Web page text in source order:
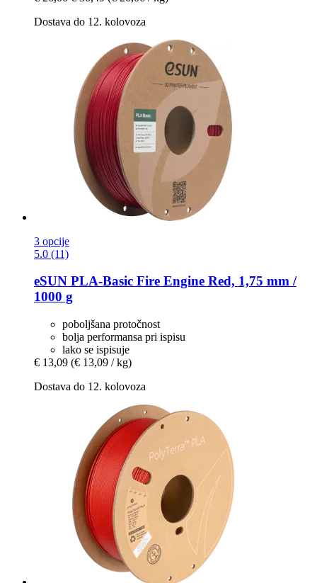
Dostava do 12. kolovoza
3 opcije
5.0 (11)
eSUN PLA-​Basic Fire Engine Red, 1,75 mm /
1000 g
poboljšana protočnost
bolja performansa pri ispisu
lako se ispisuje
€ 13,09 (€ 13,09 / kg)
Dostava do 12. kolovoza